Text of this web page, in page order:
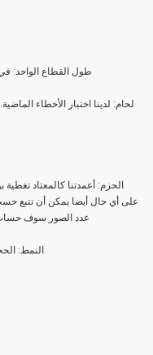
طول القطاع الواحد: في غضون 14 متر مرة واحدة
لحام: لدينا اختبار الأخطاء
الحزم: أعمدتنا كالمعتاد
عدد الصور سوف حساب
النمط: